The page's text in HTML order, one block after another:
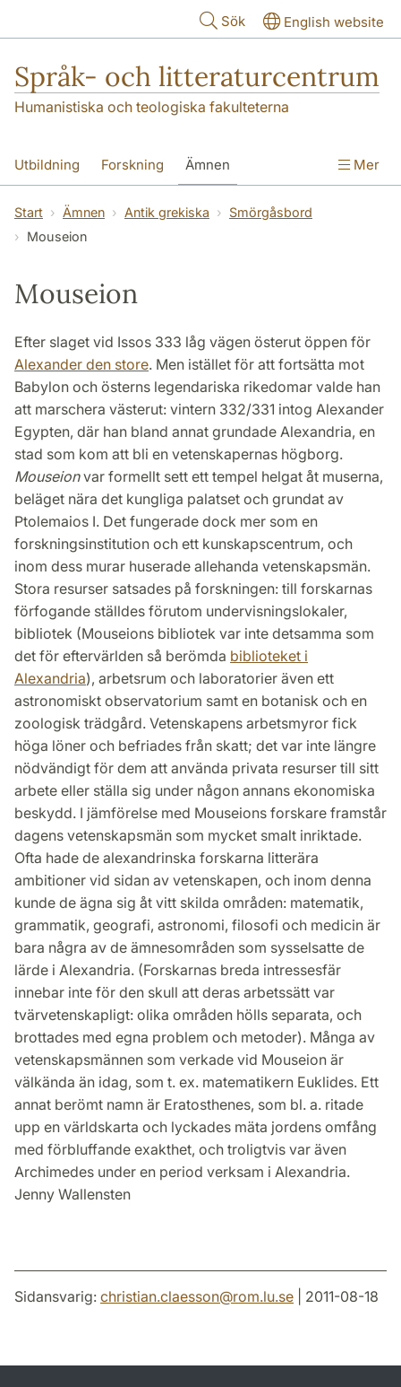
Sök English website
Språk- och litteraturcentrum
Humanistiska och teologiska fakulteterna
Utbildning Forskning Ämnen
SOL-husen Kontakt Institutionen
översättning till svenska
Mer
Start Ämnen Antik grekiska
Smörgåsbord
Mouseion
Mouseion
Efter slaget vid Issos 333 låg vägen österut öppen för
Alexander den store. Men istället för att fortsätta mot
Babylon och österns legendariska rikedomar valde han
att marschera västerut: vintern 332/331 intog Alexander
Egypten, där han bland annat grundade Alexandria, en
stad som kom att bli en vetenskapernas högborg.
Mouseionvar formellt sett ett tempel helgat åt muserna,
beläget nära det kungliga palatset och grundat av
Ptolemaios I. Det fungerade dock mer som en
forskningsinstitution och ett kunskapscentrum, och
inom dess murar huserade allehanda vetenskapsmän.
Stora resurser satsades på forskningen: till forskarnas
förfogande ställdes förutom undervisningslokaler,
bibliotek (Mouseions bibliotek var inte detsamma som
det för eftervärlden så berömda biblioteket i
Alexandria), arbetsrum och laboratorier även ett
astronomiskt observatorium samt en botanisk och en
zoologisk trädgård. Vetenskapens arbetsmyror fick
höga löner och befriades från skatt; det var inte längre
nödvändigt för dem att använda privata resurser till sitt
arbete eller ställa sig under någon annans ekonomiska
beskydd. I jämförelse med Mouseions forskare framstår
dagens vetenskapsmän som mycket smalt inriktade.
Ofta hade de alexandrinska forskarna litterära
ambitioner vid sidan av vetenskapen, och inom denna
kunde de ägna sig åt vitt skilda områden: matematik,
grammatik, geografi, astronomi, filosofi och medicin är
bara några av de ämnesområden som sysselsatte de
lärde i Alexandria. (Forskarnas breda intressesfär
innebar inte för den skull att deras arbetssätt var
tvärvetenskapligt: olika områden hölls separata, och
brottades med egna problem och metoder). Många av
vetenskapsmännen som verkade vid Mouseion är
välkända än idag, som t. ex. matematikern Euklides. Ett
annat berömt namn är Eratosthenes, som bl. a. ritade
upp en världskarta och lyckades mäta jordens omfång
med förbluffande exakthet, och troligtvis var även
Archimedes under en period verksam i Alexandria.
Jenny Wallensten
Sidansvarig: christian.claesson@rom.lu.se | 2011-08-18